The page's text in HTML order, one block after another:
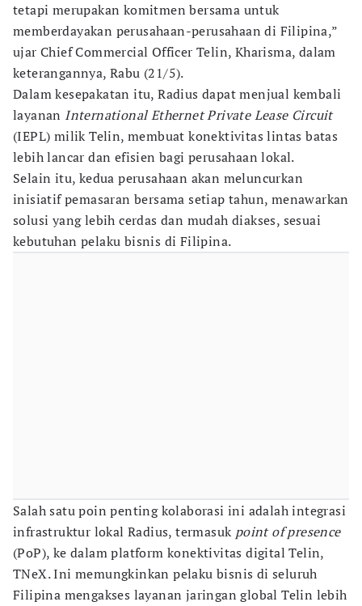
tetapi merupakan komitmen bersama untuk
memberdayakan perusahaan-perusahaan di Filipina,”
ujar Chief Commercial Officer Telin, Kharisma, dalam
keterangannya, Rabu (21/5).
Dalam kesepakatan itu, Radius dapat menjual kembali
layanan International Ethernet Private Lease Circuit
(IEPL) milik Telin, membuat konektivitas lintas batas
lebih lancar dan efisien bagi perusahaan lokal.
Selain itu, kedua perusahaan akan meluncurkan
inisiatif pemasaran bersama setiap tahun, menawarkan
solusi yang lebih cerdas dan mudah diakses, sesuai
kebutuhan pelaku bisnis di Filipina.
Salah satu poin penting kolaborasi ini adalah integrasi
infrastruktur lokal Radius, termasuk point of presence
(PoP), ke dalam platform konektivitas digital Telin,
TNeX. Ini memungkinkan pelaku bisnis di seluruh
Filipina mengakses layanan jaringan global Telin lebih